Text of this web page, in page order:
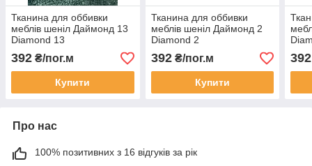
Тканина для оббивки
меблів шеніл Даймонд 13
Diamond 13
392 ₴/пог.м
Купити
Тканина для оббивки
меблів шеніл Даймонд 2
Diamond 2
392₴/пог.м
Купити
392
Про нас
100% позитивних з 16 відгуків за рік